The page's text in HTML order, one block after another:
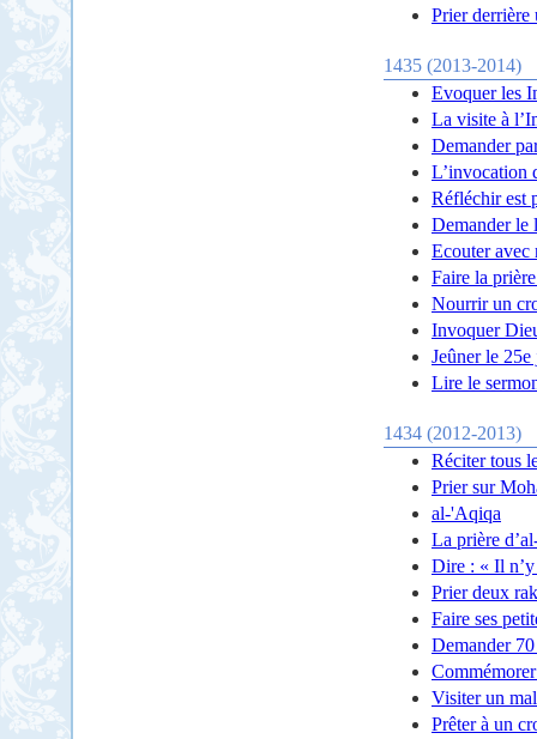
Prier derrière
1435 (2013-2014)
Evoquer les
La visite à
Demander
L’invocation
Réfléchir est
Demander le
Ecouter avec
Faire la
Nourrir un
Invoquer
Jeûner le
Lire le
1434 (2012-2013)
Réciter tous
Prier sur
al-'Aqiqa
La prière
Dire : « Il n’y
Prier deux
Faire ses
Demander
Visiter un
Prêter à un